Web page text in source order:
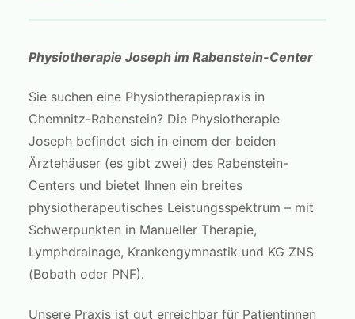
Physiotherapie Joseph im Rabenstein-Center
Sie suchen eine Physiotherapiepraxis in
Chemnitz-Rabenstein? Die Physiotherapie
Joseph befindet sich in einem der beiden
Ärztehäuser (es gibt zwei) des Rabenstein-
Centers und bietet Ihnen ein breites
physiotherapeutisches Leistungsspektrum – mit
Schwerpunkten in Manueller Therapie,
Lymphdrainage, Krankengymnastik und KG ZNS
(Bobath oder PNF).
Unsere Praxis ist gut erreichbar für Patientinnen